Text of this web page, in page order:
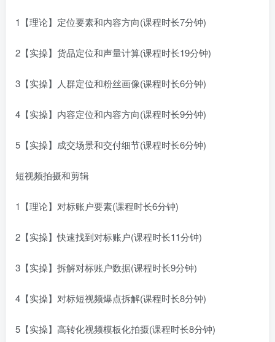
1【理论】定位要素和内容方向(课程时长7分钟)
2【实操】货品定位和声量计算(课程时长19分钟)
3【实操】人群定位和粉丝画像(课程时长6分钟)
4【实操】内容定位和内容方向(课程时长9分钟)
5【实操】成交场景和交付细节(课程时长6分钟)
短视频拍摄和剪辑
1【理论】对标账户要素(课程时长6分钟)
2【实操】快速找到对标账户(课程时长11分钟)
3【实操】拆解对标账户数据(课程时长9分钟)
4【实操】对标短视频爆点拆解(课程时长8分钟)
5【实操】高转化视频模板化拍摄(课程时长8分钟)